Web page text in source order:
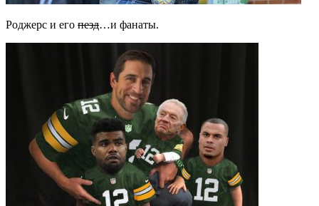
Роджерс и его пезд…и фанаты.